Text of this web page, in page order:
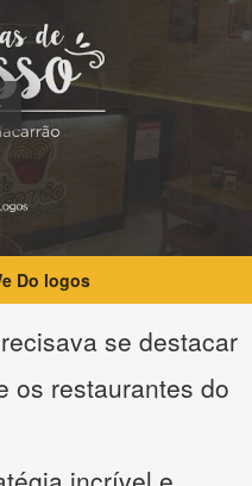
Do logos
se destacar
os restaurantes do